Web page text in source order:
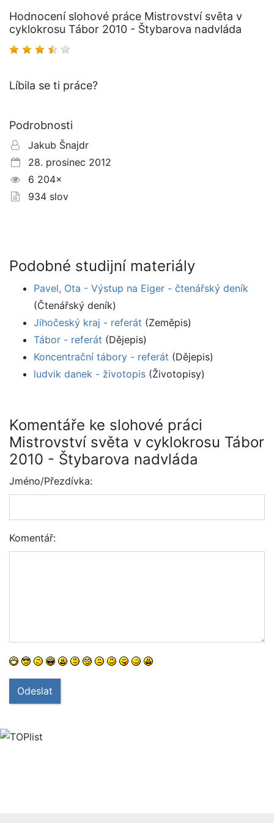
Hodnocení slohové práce Mistrovství světa v
cyklokrosu Tábor 2010 - Štybarova nadvláda
Líbila se ti práce?
Podrobnosti
Jakub Šnajdr
28. prosinec 2012
6 204×
934 slov
Podobné studijní materiály
Pavel, Ota - Výstup na Eiger - čtenářský deník
(Čtenářský deník)
Jihočeský kraj - referát (Zeměpis)
Tábor - referát (Dějepis)
Koncentrační tábory - referát (Dějepis)
ludvik danek - životopis (Životopisy)
Komentáře ke slohové práci
Mistrovství světa v cyklokrosu Tábor
2010 - Štybarova nadvláda
Jméno/Přezdívka:
Komentář:
Odeslat